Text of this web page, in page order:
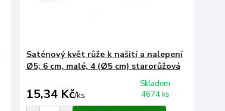
Saténový květ růže k našití a nalepení
Ø5; 6 cm, malé, 4 (Ø5 cm) starorůžová
15,34 Kč/ks
Skladem
4674 ks